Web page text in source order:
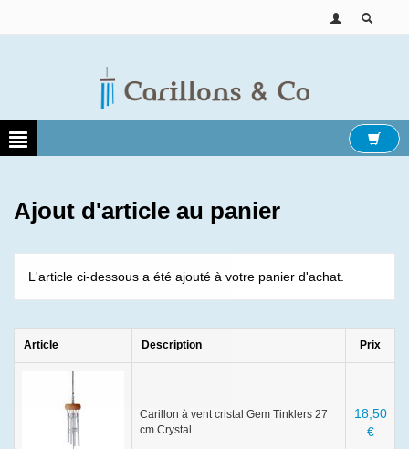
Ajout d'article au panier
L'article ci-dessous a été ajouté à votre panier d'achat.
Article Description Prix
Carillon à vent cristal Gem Tinklers 27
cm Crystal
18,50
€